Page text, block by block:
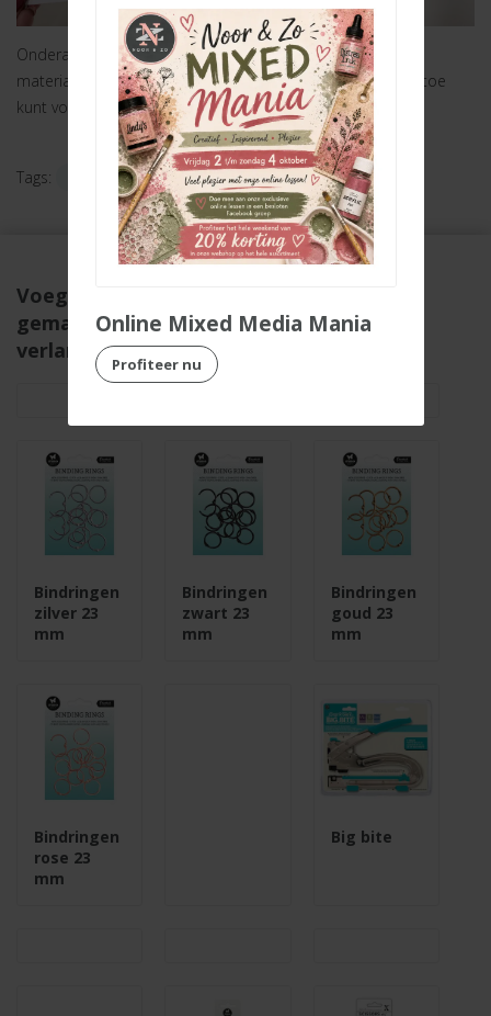
Onderaan deze blog hebben we voor jullie alle gebruikte
materialen op een rijtje gezet zodat je ze heel eenvoudig toe
kunt voegen aan je winkelmandje.
Tags: Dutch Doobadoo Ria Voorjaar
Voeg de gebruikte materialen hieronder
gemakkelijk toe aan je winkelmandje of
verlanglijstje
Bindringen
zilver 23
mm
Bindringen
zwart 23
mm
Bindringen
goud 23
mm
Bindringen
rose 23
mm
Big bite
Online Mixed Media Mania
Profiteer nu